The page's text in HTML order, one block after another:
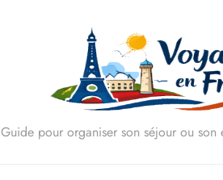
Guide pour organiser son séjour ou son